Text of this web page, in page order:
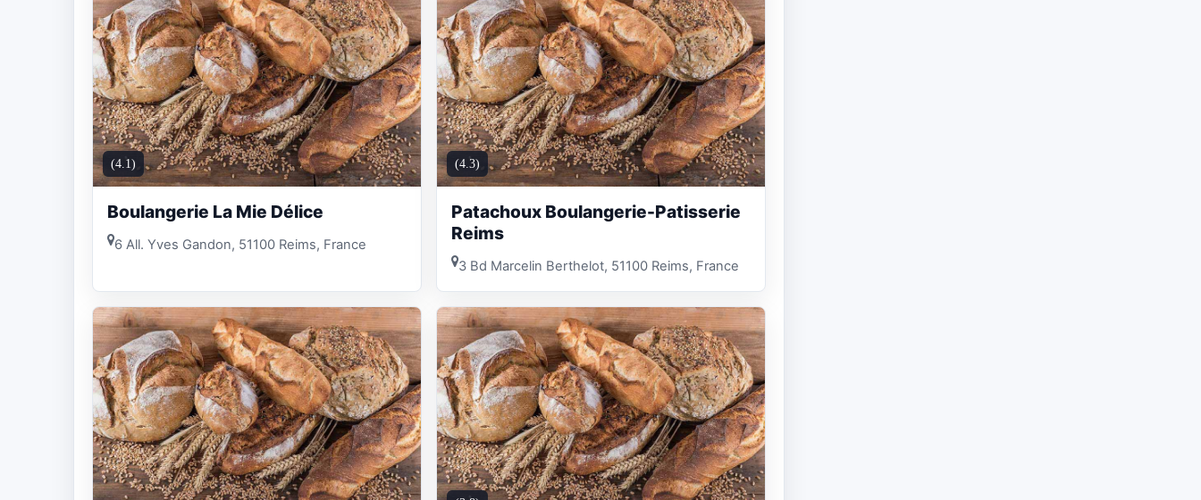
(4.1)
Boulangerie La Mie Délice
6 All. Yves Gandon, 51100 Reims, France
(4.3)
Patachoux Boulangerie-Patisserie
Reims
3 Bd Marcelin Berthelot, 51100 Reims, France